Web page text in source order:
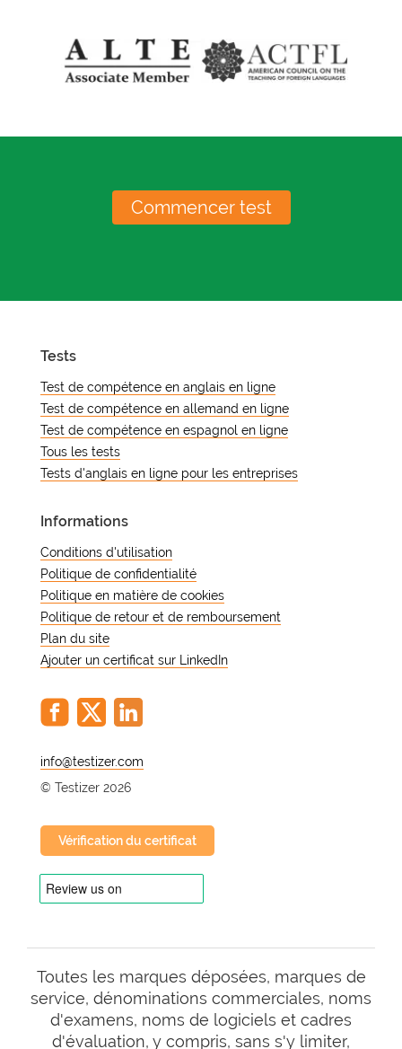
Commencer test
Tests
Test de compétence en anglais en ligne
Test de compétence en allemand en ligne
Test de compétence en espagnol en ligne
Tous les tests
Tests d'anglais en ligne pour les entreprises
Informations
Conditions d'utilisation
Politique de confidentialité
Politique en matière de cookies
Politique de retour et de remboursement
Plan du site
Ajouter un certificat sur LinkedIn
@
© Testizer 2026
Vérification du certificat
Toutes les marques déposées, marques de
service, dénominations commerciales, noms
d'examens, noms de logiciels et cadres
d'évaluation, y compris, sans s'y limiter,